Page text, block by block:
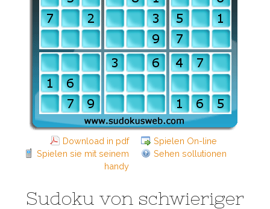
Download in pdf
Spielen On-line
Spielen sie mit seinem
handy
Sehen sollutionen
Sudoku von schwieriger